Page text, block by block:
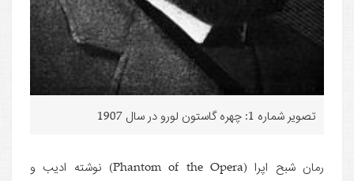
تصویر شماره 1: چهره گاستون لورو در سال 1907
رمان شبح اپرا (Phantom of the Opera) نوشته ادیب و